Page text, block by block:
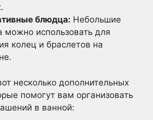
блюдца: Небольшие
можно использовать для
колец и браслетов на
несколько дополнительных
помогут вам организовать
в ванной: